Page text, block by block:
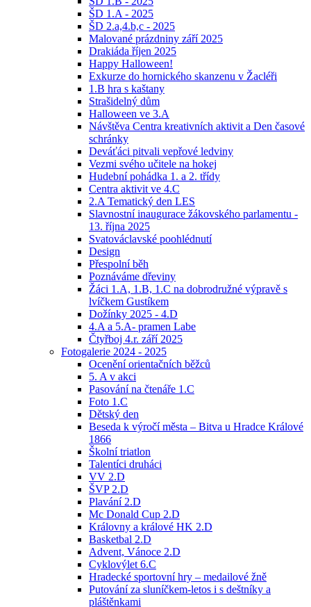
ŠD 1.A - 2025
ŠD 2.a,4.b,c - 2025
Malované prázdniny září 2025
Drakiáda říjen 2025
Happy Halloween!
Exkurze do hornického skanzenu v Žacléři
1.B hra s kaštany
Strašidelný dům
Halloween ve 3.A
Návštěva Centra kreativních aktivit a Den časové
schránky
Deváťáci pitvali vepřové ledviny
Vezmi svého učitele na hokej
Hudební pohádka 1. a 2. třídy
Centra aktivit ve 4.C
2.A Tematický den LES
Slavnostní inaugurace žákovského parlamentu -
13. října 2025
Svatováclavské poohlédnutí
Design
Přespolní běh
Poznáváme dřeviny
Žáci 1.A, 1.B, 1.C na dobrodružné výpravě s
lvíčkem Gustíkem
Dožínky 2025 - 4.D
4.A a 5.A- pramen Labe
Čtyřboj 4.r. září 2025
Fotogalerie 2024 - 2025
Ocenění orientačních běžců
5. A v akci
Pasování na čtenáře 1.C
Foto 1.C
Dětský den
Beseda k výročí města – Bitva u Hradce Králové
1866
Školní triatlon
Talentíci druháci
VV 2.D
ŠVP 2.D
Plavání 2.D
Mc Donald Cup 2.D
Královny a králové HK 2.D
Basketbal 2.D
Advent, Vánoce 2.D
Cyklovýlet 6.C
Hradecké sportovní hry – medailové žně
Putování za sluníčkem-letos i s deštníky a
pláštěnkami